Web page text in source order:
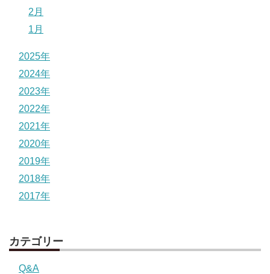
2月
1月
2025年
2024年
2023年
2022年
2021年
2020年
2019年
2018年
2017年
カテゴリー
Q&A